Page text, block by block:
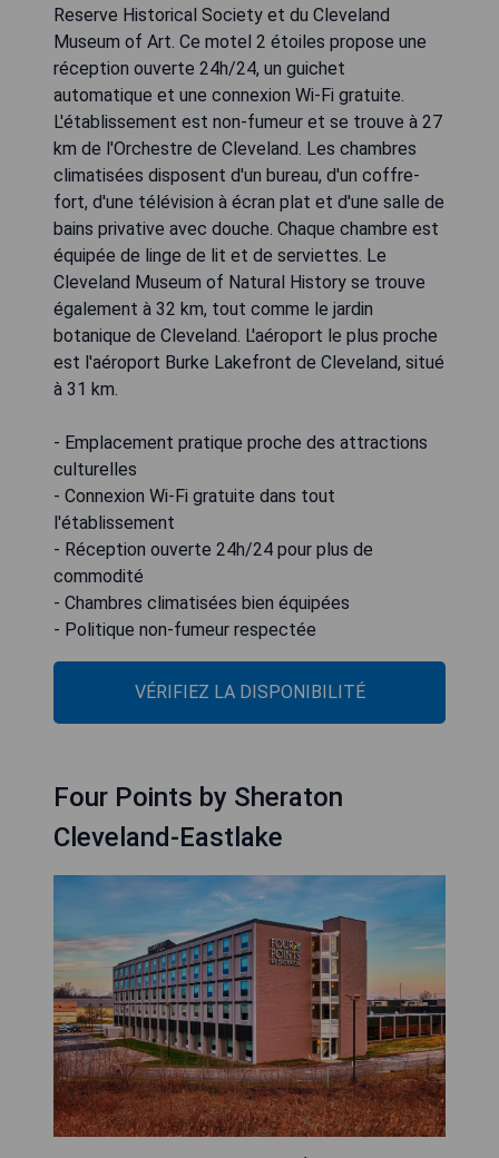
Reserve Historical Society et du Cleveland
Museum of Art. Ce motel 2 étoiles propose une
réception ouverte 24h/24, un guichet
automatique et une connexion Wi-Fi gratuite.
L'établissement est non-fumeur et se trouve à 27
km de l'Orchestre de Cleveland. Les chambres
climatisées disposent d'un bureau, d'un coffre-
fort, d'une télévision à écran plat et d'une salle de
bains privative avec douche. Chaque chambre est
équipée de linge de lit et de serviettes. Le
Cleveland Museum of Natural History se trouve
également à 32 km, tout comme le jardin
botanique de Cleveland. L'aéroport le plus proche
est l'aéroport Burke Lakefront de Cleveland, situé
à 31 km.
- Emplacement pratique proche des attractions
culturelles
- Connexion Wi-Fi gratuite dans tout
l'établissement
- Réception ouverte 24h/24 pour plus de
commodité
- Chambres climatisées bien équipées
- Politique non-fumeur respectée
VÉRIFIEZ LA DISPONIBILITÉ
Four Points by Sheraton
Cleveland-Eastlake